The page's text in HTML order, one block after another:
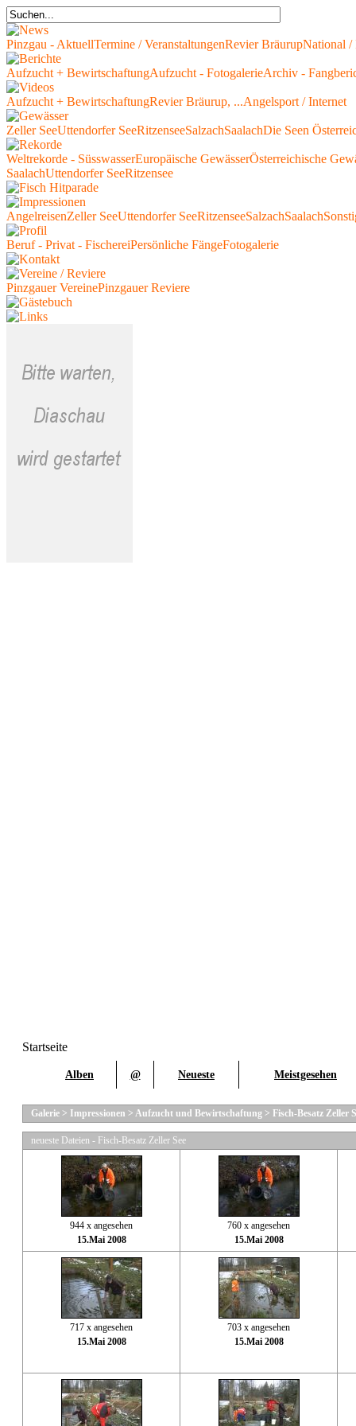
Pinzgau - AktuellTermine / VeranstaltungenRevier BräurupNational /
Aufzucht + BewirtschaftungAufzucht - FotogalerieArchiv -
Aufzucht + BewirtschaftungRevier Bräurup, ...Angelsport / Internet
Zeller SeeUttendorfer SeeRitzenseeSalzachSaalachDie Seen
Weltrekorde - SüsswasserEuropäische GewässerÖsterreichische
SaalachUttendorfer SeeRitzensee
AngelreisenZeller SeeUttendorfer SeeRitzenseeSalzachSaalach
Beruf - Privat - FischereiPersönliche FängeFotogalerie
Pinzgauer VereinePinzgauer Reviere
Startseite
Alben @ Neueste Meistgesehen
Galerie > Impressionen > Aufzucht und Bewirtschaftung > Fisch-Besatz Zeller
neueste Dateien - Fisch-Besatz Zeller See
944 x angesehen
15.Mai 2008
760 x angesehen
15.Mai 2008
717 x angesehen
15.Mai 2008
703 x angesehen
15.Mai 2008